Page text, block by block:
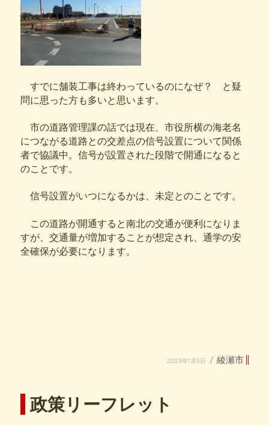
すでに舗装工事は終わっているのになぜ？ と疑
問に思った方も多いと思います。
市の道路管理課の話では現在、市役所横の海老名
につながる道路との交差点の信号設置について関係
者で協議中。信号が設置された段階で開通になると
のことです。
信号設置がいつになるかは、未定とのことです。
この道路が開通すると南北の交通が便利になりま
すが、交通量が増加することが想定され、通学の安
全確保が必要になります。
投
稿
2023年1月5日
カ
テ
綾瀬市
政策リーフレット